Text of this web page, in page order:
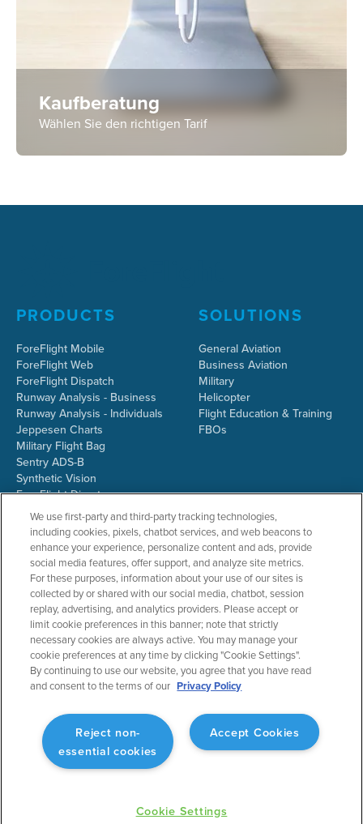
Kaufberatung
Wählen Sie den richtigen Tarif
PRODUCTS
ForeFlight Mobile
ForeFlight Web
ForeFlight Dispatch
Runway Analysis - Business
Runway Analysis - Individuals
Jeppesen Charts
Military Flight Bag
Sentry ADS-B
Synthetic Vision
ForeFlight Directory
JetFuelX
CloudAhoy
Flight Data Analysis
Plans & Pricing
Gift Certificates
SOLUTIONS
General Aviation
Business Aviation
Military
Helicopter
Flight Education & Training
FBOs
RESOURCES
Resources Home
Support Center
Webinars
Release History
General Aviation Blog
Business Aviation Blog
COMPANY
About ForeFlight
Team
Partners
ForeFlight Careers
Media Kit
Privacy Policy
We use first-party and third-party tracking technologies,
including cookies, pixels, chatbot services, and web beacons to
enhance your experience, personalize content and ads, provide
social media features, offer support, and analyze site metrics.
For these purposes, information about your use of our sites is
collected by or shared with our social media, chatbot, session
replay, advertising, and analytics providers. Please accept or
limit cookie preferences in this banner; note that strictly
necessary cookies are always active. You may manage your
cookie preferences at any time by clicking "Cookie Settings".
By continuing to use our website, you agree that you have read
and consent to the terms of our Privacy Policy
Accept Cookies
Reject non-
essential cookies
Cookie Settings